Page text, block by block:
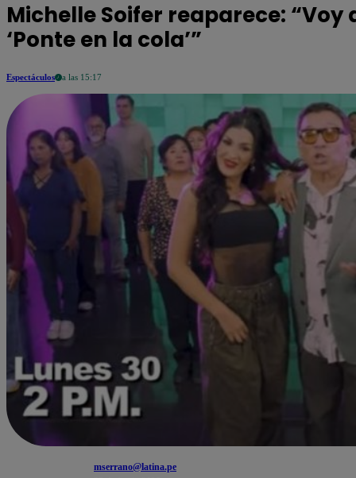
Michelle Soifer reaparece: “Voy
‘Ponte en la cola’”
Espectáculos a las 15:17
mserrano@latina.pe